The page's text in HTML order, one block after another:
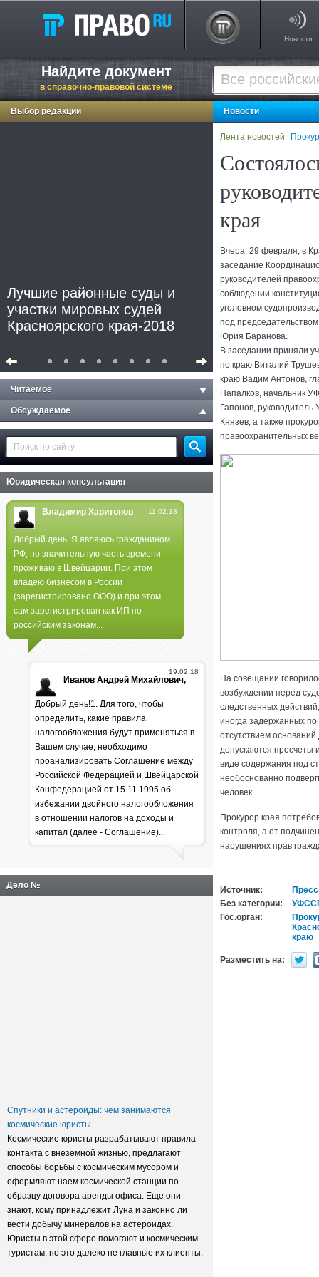
Новости
Найдите документ
в справочно-правовой системе
Выбор редакции
Лучшие районные суды и
участки мировых судей
Красноярского края-2018
Полиция не нашла следов
поджога в лесах края
Генпрокуратура
раскритиковала положение
дел в лесной отрасли
Читаемое
Обсуждаемое
Юридическая консультация
11.02.18
Владимир Харитонов
Добрый день. Я являюсь гражданином
РФ, но значительную часть времени
проживаю в Швейцарии. При этом
владею бизнесом в России
(зарегистрировано ООО) и при этом
сам зарегистрирован как ИП по
российским законам...
19.02.18
Иванов Андрей Михайлович,
Добрый день!1. Для того, чтобы
определить, какие правила
налогообложения будут применяться в
Вашем случае, необходимо
проанализировать Соглашение между
Российской Федерацией и Швейцарской
Конфедерацией от 15.11.1995 об
избежании двойного налогообложения
в отношении налогов на доходы и
капитал (далее - Соглашение)...
Дело №
Спутники и астероиды: чем занимаются
космические юристы
Космические юристы разрабатывают правила
контакта с внеземной жизнью, предлагают
способы борьбы с космическим мусором и
оформляют наем космической станции по
образцу договора аренды офиса. Еще они
знают, кому принадлежит Луна и законно ли
вести добычу минералов на астероидах.
Юристы в этой сфере помогают и космическим
туристам, но это далеко не главные их клиенты.
Новости
Лента новостей
края
Вчера, 29 февраля, в
заседание
руководителей
соблюдении
уголовном
под
Юрия Баранова.
В заседании приняли
по краю Виталий
краю Вадим Антонов,
Напалков, начальник
Гапонов,
Князев, а также
правоохранительных
На совещании
возбуждении перед
следственных
иногда задержанных
отсутствием
допускаются
виде содержания под
необоснованно
человек.
Прокурор края
контроля, а от
нарушениях прав
Источник:
Без категории:
Гос.орган:
краю
Разместить на: